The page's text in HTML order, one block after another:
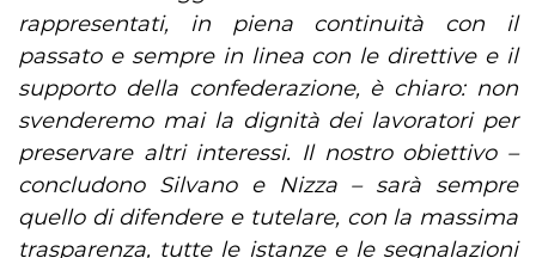
rappresentati, in piena continuità con il
passato e sempre in linea con le direttive e il
supporto della confederazione, è chiaro: non
svenderemo mai la dignità dei lavoratori per
preservare altri interessi. Il nostro obiettivo –
concludono Silvano e Nizza – sarà sempre
quello di difendere e tutelare, con la massima
trasparenza, tutte le istanze e le segnalazioni